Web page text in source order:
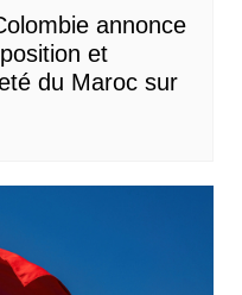
annonce
et
du Maroc sur